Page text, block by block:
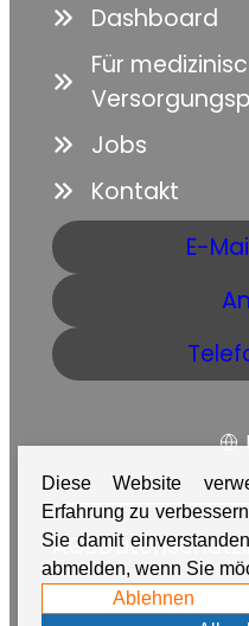
Dashboard
Für
Jobs
Kontakt
E-
AGBDatenschutz
Made with ❤️ in
Diese Website
Erfahrung zu
Sie damit
abmelden, wenn Sie
Ablehnen